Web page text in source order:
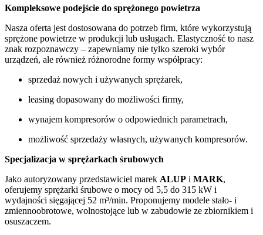
Kompleksowe podejście do sprężonego powietrza
Nasza oferta jest dostosowana do potrzeb firm, które wykorzystują
sprężone powietrze w produkcji lub usługach. Elastyczność to nasz
znak rozpoznawczy – zapewniamy nie tylko szeroki wybór
urządzeń, ale również różnorodne formy współpracy:
sprzedaż nowych i używanych sprężarek,
leasing dopasowany do możliwości firmy,
wynajem kompresorów o odpowiednich parametrach,
możliwość sprzedaży własnych, używanych kompresorów.
Specjalizacja w sprężarkach śrubowych
Jako autoryzowany przedstawiciel marek ALUP i MARK,
oferujemy sprężarki śrubowe o mocy od 5,5 do 315 kW i
wydajności sięgającej 52 m³/min. Proponujemy modele stało- i
zmiennoobrotowe, wolnostojące lub w zabudowie ze zbiornikiem i
osuszaczem.